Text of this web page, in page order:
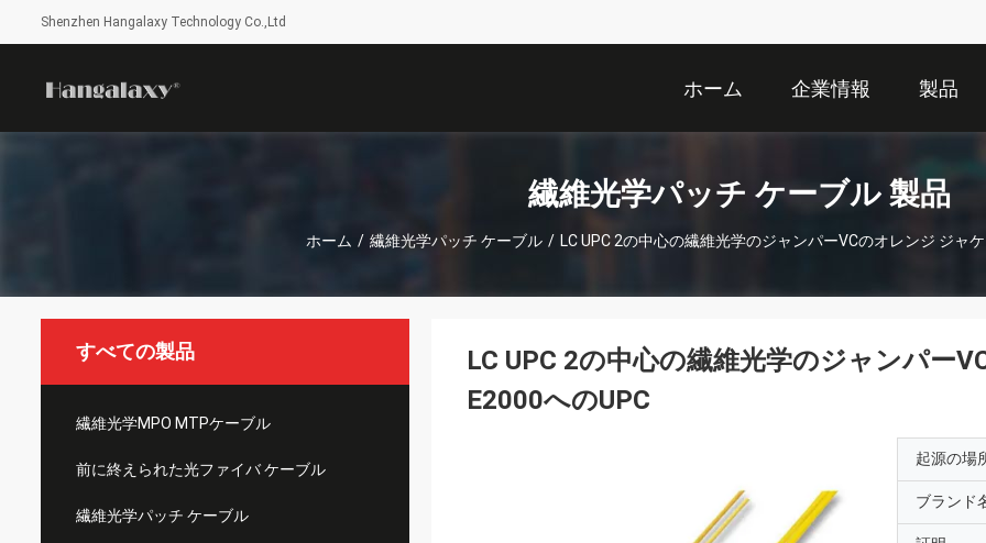
Shenzhen Hangalaxy Technology Co.,Ltd
ホーム 企業情報 製品
繊維光学パッチ ケーブル 製品
ホーム / 繊維光学パッチ ケーブル / LC UPC 2の中心の繊維光学のジャンパーVCのオレンジ ジャ
すべての製品
繊維光学MPO MTPケーブル
前に終えられた光ファイバ ケーブル
繊維光学パッチ ケーブル
LC UPC 2の中心の繊維光学のジャンパー
E2000へのUPC
起源の場
ブランド